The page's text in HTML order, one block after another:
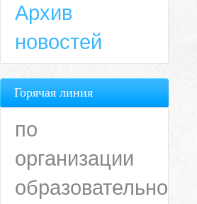
Архив
новостей
Горячая линия
по
организации
образовательного